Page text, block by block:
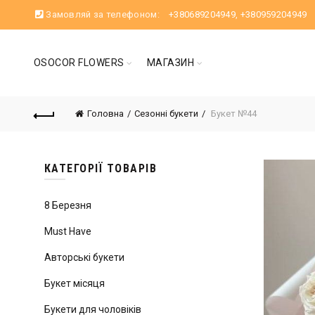
Замовляй за телефоном: +380689204949, +380959204949
OSOCOR FLOWERS МАГАЗИН
Головна Сезонні букети Букет №44
КАТЕГОРІЇ ТОВАРІВ
8 Березня
Must Have
Авторські букети
Букет місяця
Букети для чоловіків